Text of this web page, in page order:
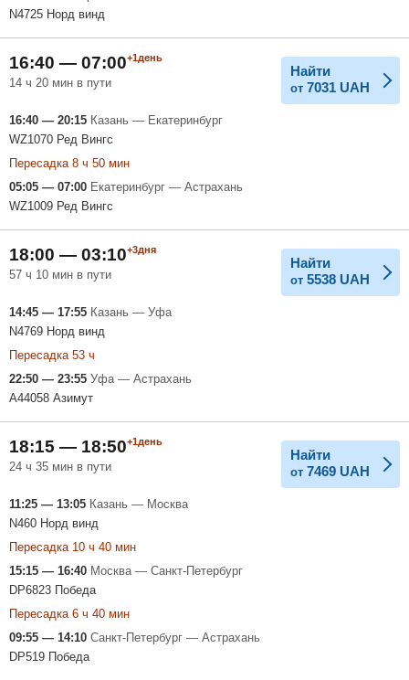
N4725 Норд винд
16:40 — 07:00+1день
14 ч 20 мин в пути
Найти
от 7031 UAH
16:40 — 20:15 Казань — Екатеринбург
WZ1070 Ред Вингс
Пересадка 8 ч 50 мин
05:05 — 07:00 Екатеринбург — Астрахань
WZ1009 Ред Вингс
18:00 — 03:10+3дня
57 ч 10 мин в пути
Найти
от 5538 UAH
14:45 — 17:55 Казань — Уфа
N4769 Норд винд
Пересадка 53 ч
22:50 — 23:55 Уфа — Астрахань
A44058 Азимут
18:15 — 18:50+1день
24 ч 35 мин в пути
Найти
от 7469 UAH
11:25 — 13:05 Казань — Москва
N460 Норд винд
Пересадка 10 ч 40 мин
15:15 — 16:40 Москва — Санкт-Петербург
DP6823 Победа
Пересадка 6 ч 40 мин
09:55 — 14:10 Санкт-Петербург — Астрахань
DP519 Победа